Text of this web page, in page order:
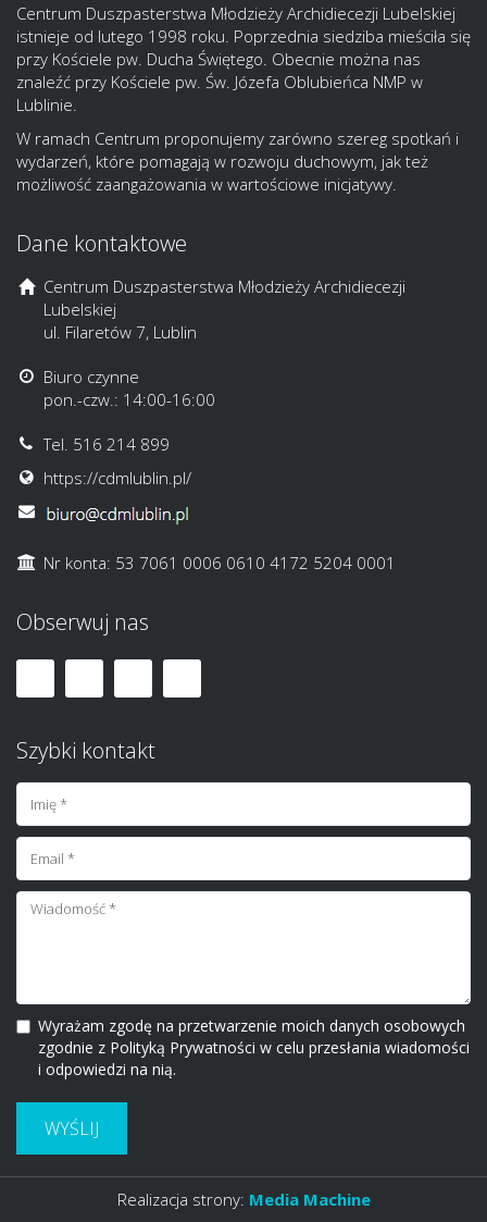
Centrum Duszpasterstwa Młodzieży Archidiecezji Lubelskiej
istnieje od lutego 1998 roku. Poprzednia siedziba mieściła się
przy Kościele pw. Ducha Świętego. Obecnie można nas
znaleźć przy Kościele pw. Św. Józefa Oblubieńca NMP w
Lublinie.
W ramach Centrum proponujemy zarówno szereg spotkań i
wydarzeń, które pomagają w rozwoju duchowym, jak też
możliwość zaangażowania w wartościowe inicjatywy.
Dane kontaktowe
Centrum Duszpasterstwa Młodzieży Archidiecezji
Lubelskiej
ul. Filaretów 7, Lublin
Biuro czynne
pon.-czw.: 14:00-16:00
Tel. 516 214 899
https://cdmlublin.pl/
Nr konta: 53 7061 0006 0610 4172 5204 0001
Obserwuj nas
Szybki kontakt
Wyrażam zgodę na przetwarzenie moich danych osobowych
zgodnie z Polityką Prywatności w celu przesłania wiadomości
i odpowiedzi na nią.
WYŚLIJ
Realizacja strony: Media Machine